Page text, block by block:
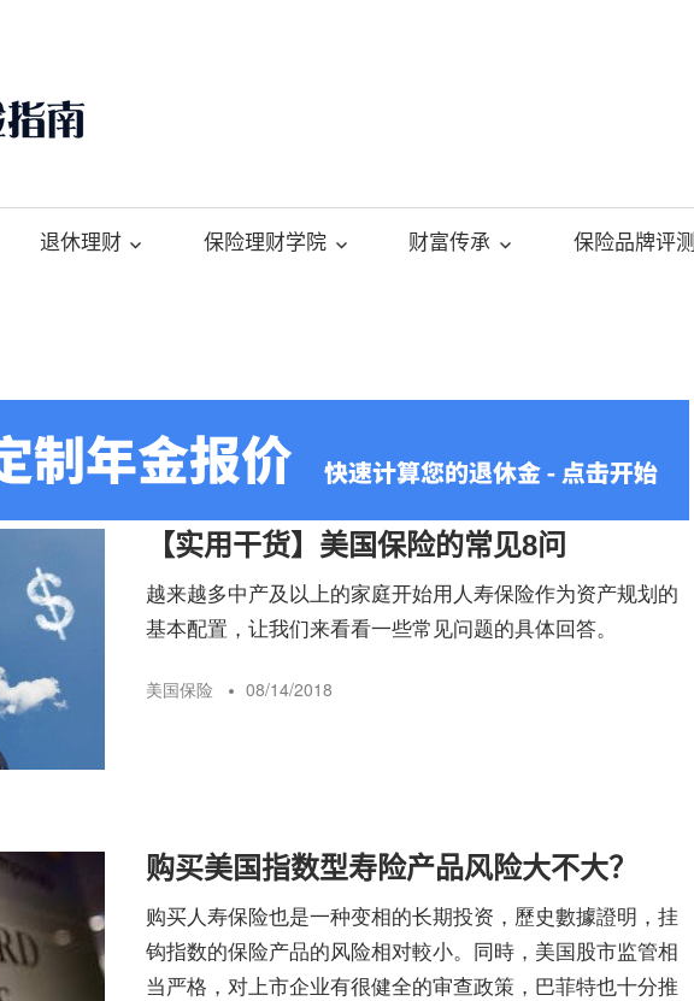
国
寿
保
险
退休理财 保险理财学院 财富传承 保险品牌评测
【实用干货】美国保险的常见8问
越来越多中产及以上的家庭开始用人寿保险作为资产规划的
基本配置，让我们来看看一些常见问题的具体回答。
美国保险 08/14/2018
购买美国指数型寿险产品风险大不大？
购买人寿保险也是一种变相的长期投资，歷史數據證明，挂
钩指数的保险产品的风险相对較小。同時，美国股市监管相
当严格，对上市企业有很健全的审查政策，巴菲特也十分推